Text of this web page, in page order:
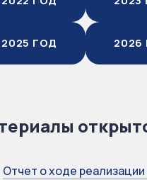
2025 ГОД 2026
Отчет о ходе